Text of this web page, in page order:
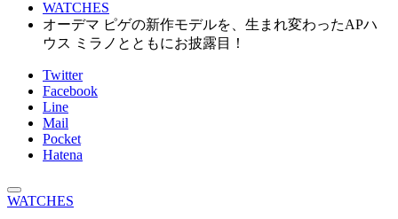
WATCHES
オーデマ ピゲの新作モデルを、生まれ変わったAPハ
ウス ミラノとともにお披露目！
Twitter
Facebook
Line
Mail
Pocket
Hatena
WATCHES